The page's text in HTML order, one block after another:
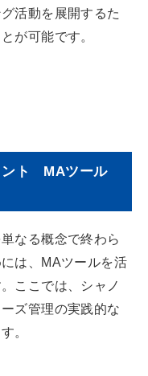
活動を展開するた
が可能です。
ント MAツール
なる概念で終わら
は、MAツールを活
ここでは、シャノ
ズ管理の実践的な
。